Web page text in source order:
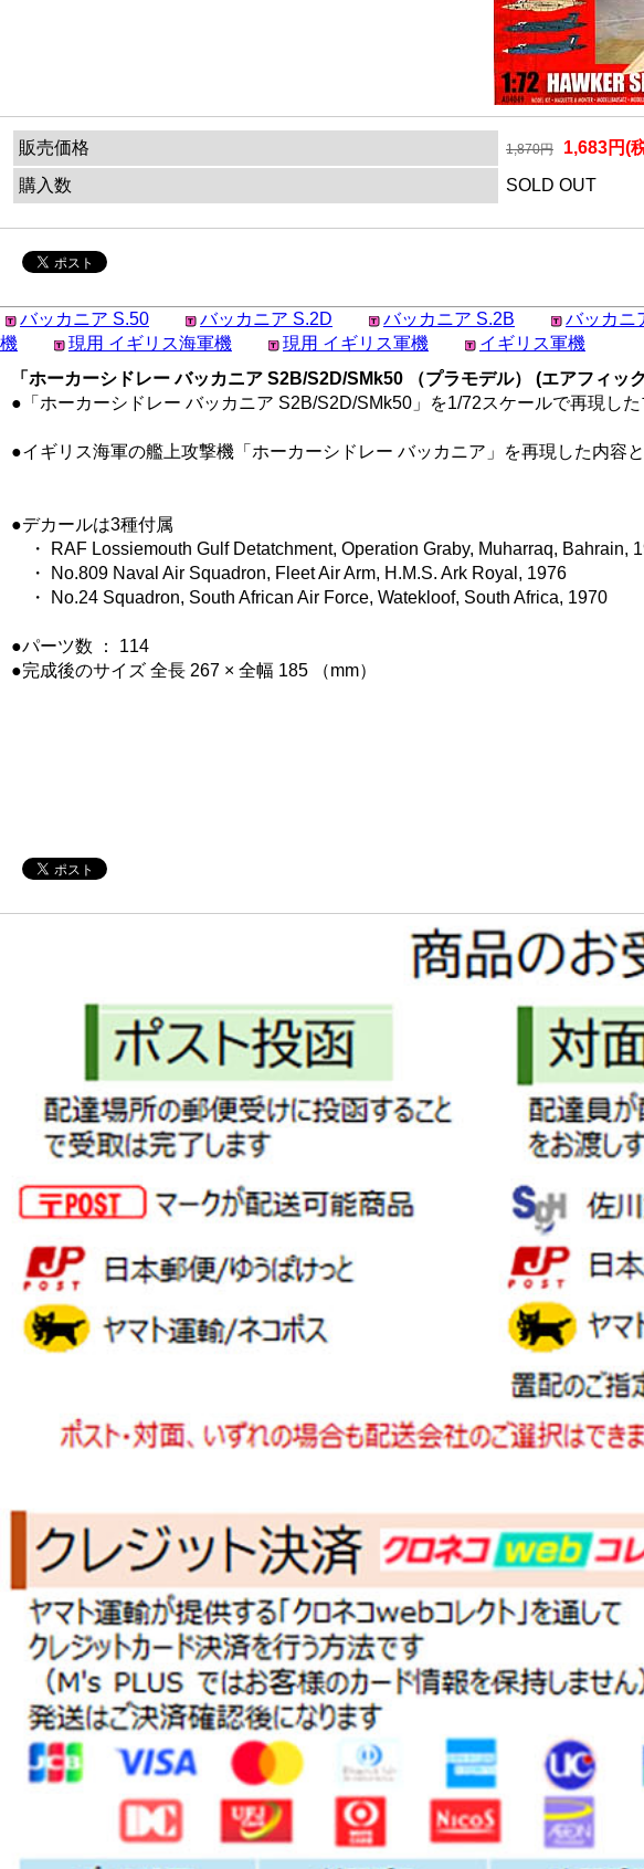
販売価格 1,870円
1,683円(
購入数
SOLD OUT
バッカニア S.50 バッカニア S.2D バッカニア S.2B バッカニ
機
現用 イギリス海軍機 現用 イギリス軍機
イギリス軍機
「ホーカーシドレー バッカニア S2B/S2D/SMk50 （プラモデル） (エアフィ
●「ホーカーシドレー バッカニア S2B/S2D/SMk50」を1/72スケールで再現し
●イギリス海軍の艦上攻撃機「ホーカーシドレー バッカニア」を再現した内容
●デカールは3種付属
・ RAF Lossiemouth Gulf Detatchment, Operation Graby, Muharraq, Bahrain,
・ No.809 Naval Air Squadron, Fleet Air Arm, H.M.S. Ark Royal, 1976
・ No.24 Squadron, South African Air Force, Watekloof, South Africa, 1970
●パーツ数 ： 114
●完成後のサイズ 全長 267 × 全幅 185 （mm）